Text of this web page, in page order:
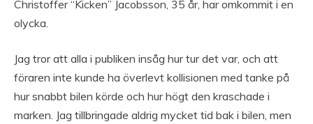
Christoffer “Kicken” Jacobsson, 35 år, har omkommit i en
olycka.
Jag tror att alla i publiken insåg hur tur det var, och att
föraren inte kunde ha överlevt kollisionen med tanke på
hur snabbt bilen körde och hur högt den kraschade i
marken. Jag tillbringade aldrig mycket tid bak i bilen, men